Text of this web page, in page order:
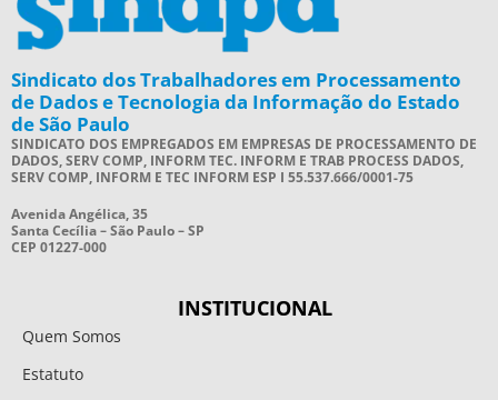
Sindicato dos Trabalhadores em Processamento
de Dados e Tecnologia da Informação do Estado
de São Paulo
SINDICATO DOS EMPREGADOS EM EMPRESAS DE PROCESSAMENTO DE
DADOS, SERV COMP, INFORM TEC. INFORM E TRAB PROCESS DADOS,
SERV COMP, INFORM E TEC INFORM ESP I 55.537.666/0001-75
Avenida Angélica, 35
Santa Cecília – São Paulo – SP
CEP 01227-000
INSTITUCIONAL
Quem Somos
Estatuto